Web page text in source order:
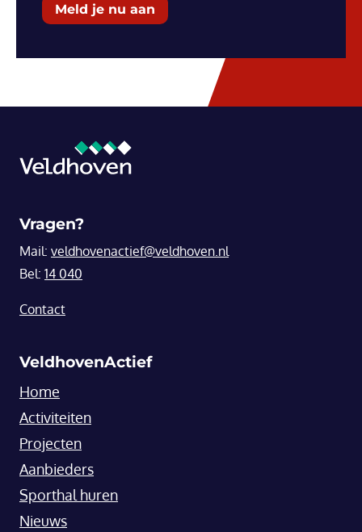
Meld je nu aan
Vragen?
Mail: veldhovenactief@veldhoven.nl
Bel: 14 040
Contact
VeldhovenActief
Home
Activiteiten
Projecten
Aanbieders
Sporthal huren
Nieuws